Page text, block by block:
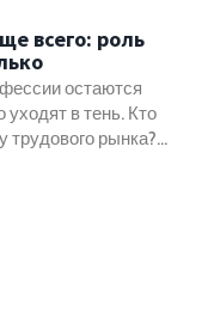
всего: роль
остаются
в тень. Кто
трудового рынка?
технологий?
и неожиданных
поможет понять,
стабильность.